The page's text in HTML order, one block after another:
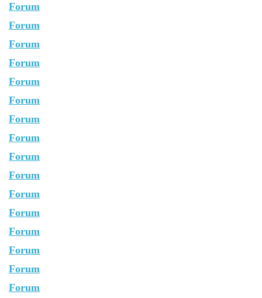
Forum
Forum
Forum
Forum
Forum
Forum
Forum
Forum
Forum
Forum
Forum
Forum
Forum
Forum
Forum
Forum